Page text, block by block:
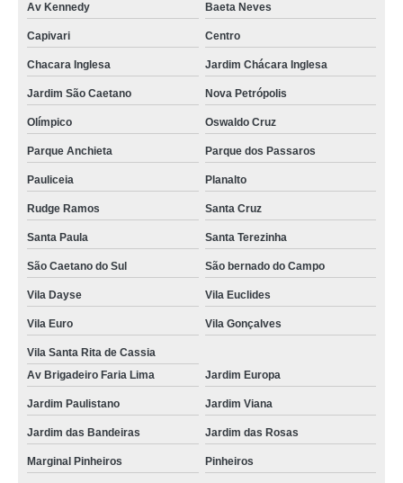
foto lembrança em SP preço Glicério
foto lembrança infantil preço Luz
valor de serviço de foto lembrança Araçatuba
valor de foto lembrança na hora Liberdade
foto lembrança na Grande SP preço Vila Lucinda
valor de fotos de lembranças de casamento Mirandópolis
foto lembrança infantil preço Residencial Nove
foto lembrança em Santana preço Liberdade
empresa que faz fotos de lembranças de casamento Benvira
valor de foto lembrança para casamento São José do Rio Pardo
empresa que faz lembrancinha com foto Vila Afonso Celso
empresa que faz foto lembrança infantil São José dos Campos
foto lembrança em eventos Tucuruvi
Av Kennedy Baeta Neves
Capivari Centro
Chacara Inglesa Jardim Chácara Inglesa
Jardim São Caetano Nova Petrópolis
Olímpico Oswaldo Cruz
Parque Anchieta Parque dos Passaros
Pauliceia Planalto
Rudge Ramos Santa Cruz
Santa Paula Santa Terezinha
São Caetano do Sul São bernado do Campo
Vila Dayse Vila Euclides
Vila Euro Vila Gonçalves
Vila Santa Rita de Cassia
Av Brigadeiro Faria Lima
Jardim Europa
Jardim Paulistano Jardim Viana
Jardim das Bandeiras Jardim das Rosas
Marginal Pinheiros Pinheiros